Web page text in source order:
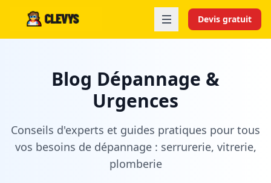
Devis gratuit
Blog Dépannage &
Urgences
Conseils d'experts et guides pratiques pour tous
vos besoins de dépannage : serrurerie, vitrerie,
plomberie